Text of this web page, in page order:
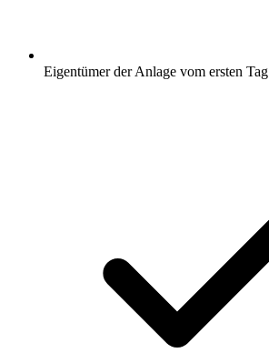
Eigentümer der Anlage vom ersten Tag